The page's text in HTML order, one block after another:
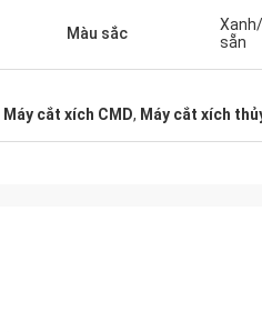
Màu sắc
sẵn
Máy cắt xích CMD, Máy cắt xích